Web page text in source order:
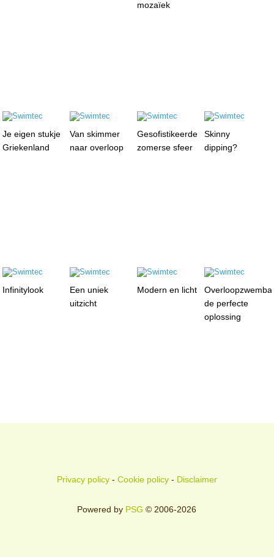
mozaïek
Je eigen stukje
Griekenland
Van skimmer
naar overloop
Gesofistikeerde
zomerse sfeer
Skinny
dipping?
Infinitylook
Een uniek
uitzicht
Modern en licht
de perfecte
oplossing
Privacy policy- Cookie policy- Disclaimer
Powered by PSG © 2006-2026